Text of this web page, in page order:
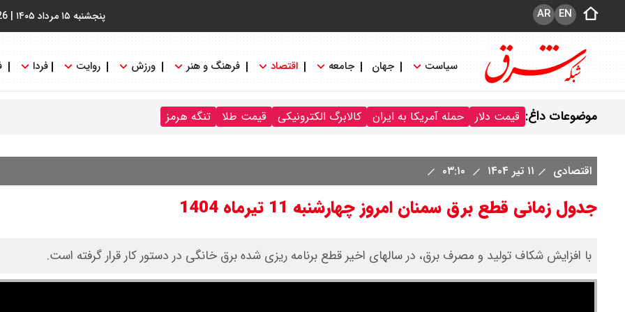
پنجشنبه ۱۵ مرداد ۱۴۰۵ | EN
AR
سیاست جهان جامعه اقتصاد فرهنگ و هنر ورزش روایت فردا
موضوعات داغ: قیمت دلار حمله آمریکا به ایران کالابرگ الکترونیکی قیمت طلا تنگه هرمز
اقتصادی ۱۱ تیر ۱۴۰۴
جدول زمانی قطع برق سمنان امروز چهارشنبه 11 تیرماه 1404
با افزایش شکاف تولید و مصرف برق، در سالهای اخیر قطع برنامه ریزی شده برق خانگی در دستور کار قرار گرفته است.